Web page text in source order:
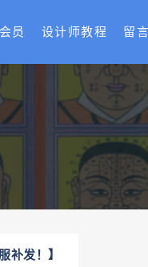
员 设计师教程 留
补发！】